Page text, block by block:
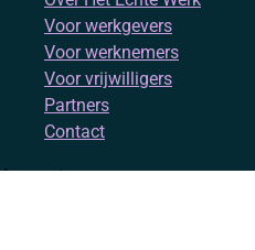
Voor werkgevers
Voor werknemers
Voor vrijwilligers
Partners
Contact
Account